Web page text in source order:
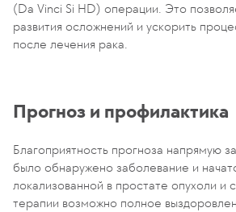
(Da Vinci Si HD) операции. Это
развития осложнений и ускорить
после лечения рака.
Прогноз и профилактика
Благоприятность прогноза напрямую
было обнаружено заболевание и
локализованной в простате опухоли и
терапии возможно полное